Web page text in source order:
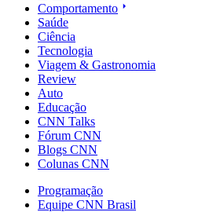
Comportamento
Saúde
Ciência
Tecnologia
Viagem & Gastronomia
Review
Auto
Educação
CNN Talks
Fórum CNN
Blogs CNN
Colunas CNN
Programação
Equipe CNN Brasil